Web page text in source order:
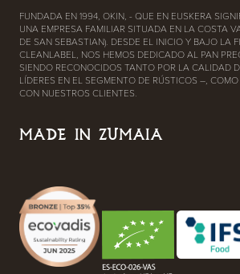
FUNDADA EN 1994, OKIN, - QUE EN EUSKERA
UNA EMPRESA FAMILIAR SITUADA EN LA COSTA
DE SAN SEBASTIAN). DESDE EL INICIO Y BAJO LA
CLEANLABEL, NOS HEMOS DEDICADO AL PAN
SIENDO RECONOCIDOS TANTO POR LA CALIDAD
LÍDERES EN EL SEGMENTO DE RÚSTICOS –,
CON NUESTROS CLIENTES.
MADE IN ZUMAIA